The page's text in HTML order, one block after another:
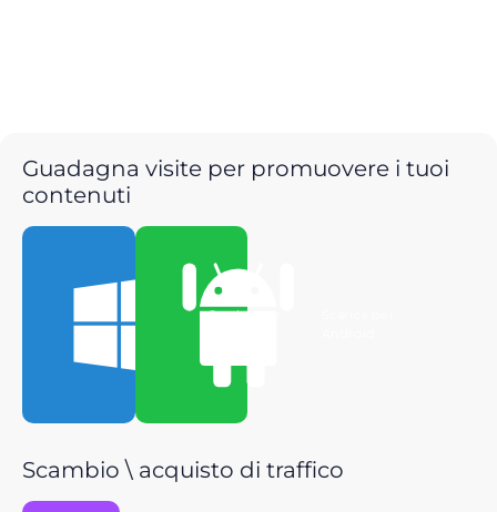
Guadagna visite per promuovere i tuoi
contenuti
Scarica per
Scambio \ acquisto di traffico